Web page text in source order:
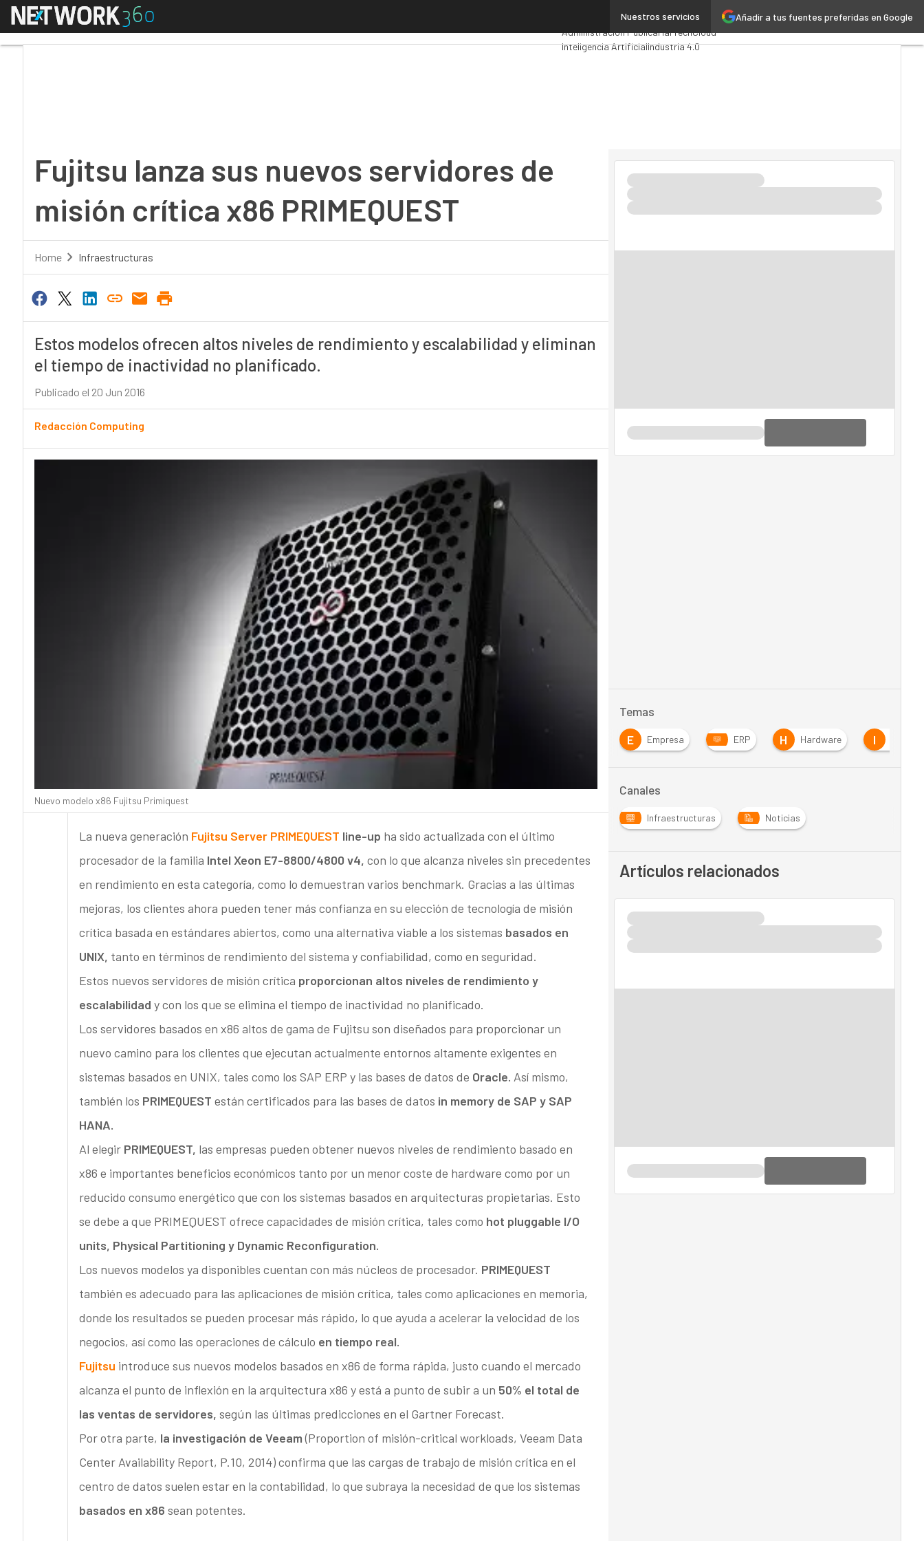
Añadir a tus fuentes preferidas en Google
Nuestros servicios
Menú Premios ComputingAnalytics
Administración PúblicaMarTechCloud
Inteligencia ArtificialIndustria 4.0
Fujitsu lanza sus nuevos servidores de
misión crítica x86 PRIMEQUEST
Home Infraestructuras
Estos modelos ofrecen altos niveles de rendimiento y escalabilidad y eliminan
el tiempo de inactividad no planificado.
Publicado el 20 Jun 2016
Redacción Computing
Nuevo modelo x86 Fujitsu Primiquest
La nueva generación Fujitsu Server PRIMEQUEST line-up ha sido actualizada con el último
procesador de la familia Intel Xeon E7-8800/4800 v4, con lo que alcanza niveles sin precedentes
en rendimiento en esta categoría, como lo demuestran varios benchmark. Gracias a las últimas
mejoras, los clientes ahora pueden tener más confianza en su elección de tecnología de misión
crítica basada en estándares abiertos, como una alternativa viable a los sistemas basados en
UNIX, tanto en términos de rendimiento del sistema y confiabilidad, como en seguridad.
Estos nuevos servidores de misión crítica proporcionan altos niveles de rendimiento y
escalabilidad y con los que se elimina el tiempo de inactividad no planificado.
Los servidores basados en x86 altos de gama de Fujitsu son diseñados para proporcionar un
nuevo camino para los clientes que ejecutan actualmente entornos altamente exigentes en
sistemas basados en UNIX, tales como los SAP ERP y las bases de datos de Oracle. Así mismo,
también los PRIMEQUEST están certificados para las bases de datos in memory de SAP y SAP
HANA.
Al elegirPRIMEQUEST, las empresas pueden obtener nuevos niveles de rendimiento basado en
x86 e importantes beneficios económicos tanto por un menor coste de hardware como por un
reducido consumo energético que con los sistemas basados en arquitecturas propietarias. Esto
se debe a que PRIMEQUEST ofrece capacidades de misión crítica, tales como hot pluggable I/O
units, Physical Partitioning y Dynamic Reconfiguration.
Los nuevos modelos ya disponibles cuentan con más núcleos de procesador. PRIMEQUEST
también es adecuado para las aplicaciones de misión crítica, tales como aplicaciones en memoria,
donde los resultados se pueden procesar más rápido, lo que ayuda a acelerar la velocidad de los
negocios, así como las operaciones de cálculo en tiempo real.
Fujitsu introduce sus nuevos modelos basados en x86 de forma rápida, justo cuando el mercado
alcanza el punto de inflexión en la arquitectura x86 y está a punto de subir a un 50% el total de
las ventas de servidores, según las últimas predicciones en el Gartner Forecast.
Por otra parte, la investigación de Veeam(Proportion of misión-critical workloads, Veeam Data
Center Availability Report, P.10, 2014) confirma que las cargas de trabajo de misión crítica en el
centro de datos suelen estar en la contabilidad, lo que subraya la necesidad de que los sistemas
basados en x86 sean potentes.
Temas
E Empresa ERP H Hardware I
Canales
Infraestructuras Noticias
Artículos relacionados